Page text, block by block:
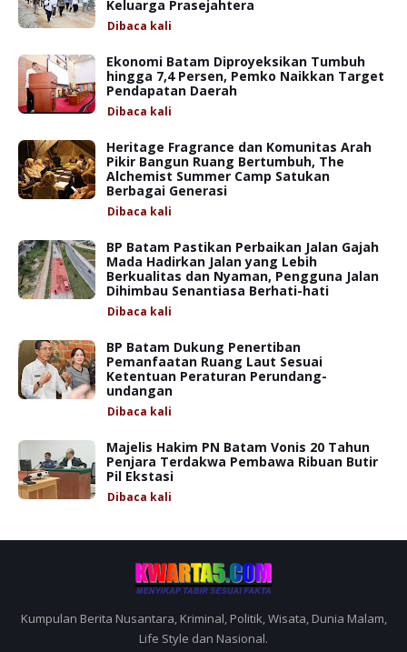
Keluarga Prasejahtera
Dibaca kali
Ekonomi Batam Diproyeksikan Tumbuh
hingga 7,4 Persen, Pemko Naikkan Target
Pendapatan Daerah
Dibaca kali
Heritage Fragrance dan Komunitas Arah
Pikir Bangun Ruang Bertumbuh, The
Alchemist Summer Camp Satukan
Berbagai Generasi
Dibaca kali
BP Batam Pastikan Perbaikan Jalan Gajah
Mada Hadirkan Jalan yang Lebih
Berkualitas dan Nyaman, Pengguna Jalan
Dihimbau Senantiasa Berhati-hati
Dibaca kali
BP Batam Dukung Penertiban
Pemanfaatan Ruang Laut Sesuai
Ketentuan Peraturan Perundang-
undangan
Dibaca kali
Majelis Hakim PN Batam Vonis 20 Tahun
Penjara Terdakwa Pembawa Ribuan Butir
Pil Ekstasi
Dibaca kali
Kumpulan Berita Nusantara, Kriminal, Politik, Wisata, Dunia Malam,
Life Style dan Nasional.